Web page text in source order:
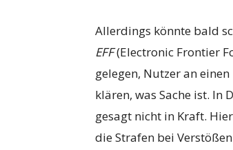
Allerdings könnte bald
EFF(Electronic Frontier
gelegen, Nutzer an
klären, was Sache ist. In
gesagt nicht in Kraft.
die Strafen bei